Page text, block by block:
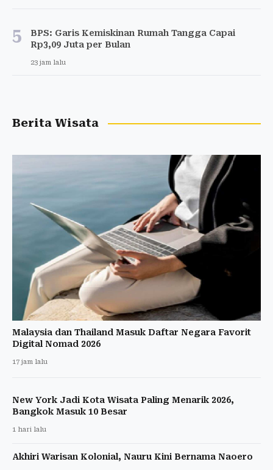
5
BPS: Garis Kemiskinan Rumah Tangga Capai
Rp3,09 Juta per Bulan
23 jam lalu
Berita Wisata
Malaysia dan Thailand Masuk Daftar Negara Favorit
Digital Nomad 2026
17 jam lalu
New York Jadi Kota Wisata Paling Menarik 2026,
Bangkok Masuk 10 Besar
1 hari lalu
Akhiri Warisan Kolonial, Nauru Kini Bernama Naoero